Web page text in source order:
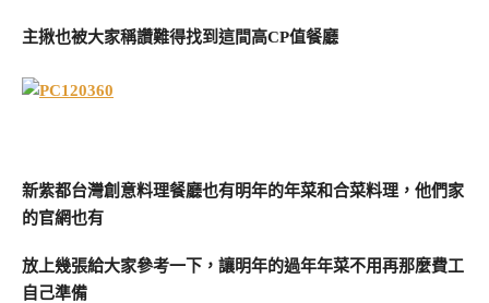
主揪也被大家稱讚難得找到這間高CP值餐廳
新紫都台灣創意料理餐廳也有明年的年菜和合菜料理，他們家
的官網也有
放上幾張給大家參考一下，讓明年的過年年菜不用再那麼費工
自己準備